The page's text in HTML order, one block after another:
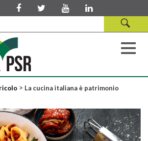
> La cucina italiana è patrimonio